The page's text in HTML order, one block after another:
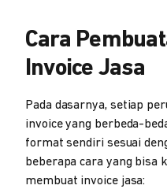
Cara
Invoice Jasa
Pada dasarnya, setiap
invoice yang berbeda-
format sendiri sesuai
beberapa cara yang bisa
membuat invoice jasa: